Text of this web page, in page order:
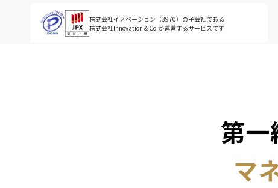
株式会社イノベーション（3970）の子会社である
株式会社Innovation & Co.が運営するサービスです
第一
マ